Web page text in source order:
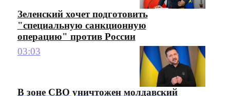
Зеленский хочет подготовить
"специальную санкционную
операцию" против России
03:03
В зоне СВО уничтожен молдавский